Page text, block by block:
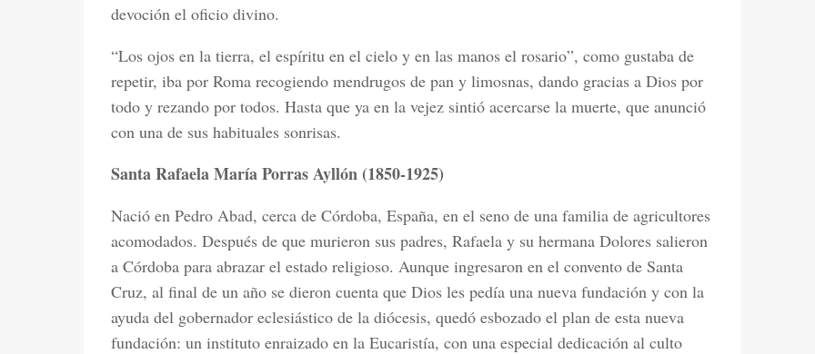
devoción el oficio divino.
“Los ojos en la tierra, el espíritu en el cielo y en las manos el rosario”, como gustaba de
repetir, iba por Roma recogiendo mendrugos de pan y limosnas, dando gracias a Dios por
todo y rezando por todos. Hasta que ya en la vejez sintió acercarse la muerte, que anunció
con una de sus habituales sonrisas.
Santa Rafaela María Porras Ayllón (1850-1925)
Nació en Pedro Abad, cerca de Córdoba, España, en el seno de una familia de agricultores
acomodados. Después de que murieron sus padres, Rafaela y su hermana Dolores salieron
a Córdoba para abrazar el estado religioso. Aunque ingresaron en el convento de Santa
Cruz, al final de un año se dieron cuenta que Dios les pedía una nueva fundación y con la
ayuda del gobernador eclesiástico de la diócesis, quedó esbozado el plan de esta nueva
fundación: un instituto enraizado en la Eucaristía, con una especial dedicación al culto